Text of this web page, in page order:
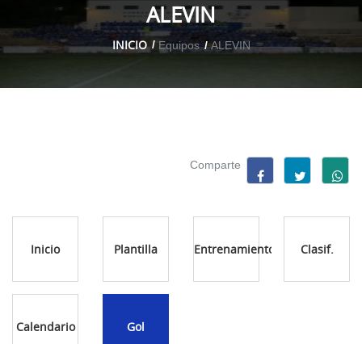
ALEVIN
INICIO Equipos ALEVIN
Comparte
Inicio Plantilla Entrenamientos Clasif.
Calendario Gol